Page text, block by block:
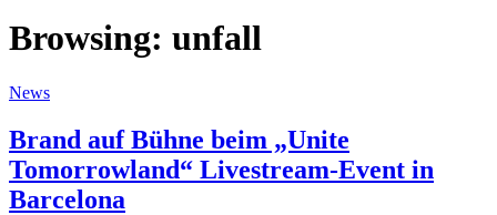
Browsing: unfall
News
Brand auf Bühne beim „Unite
Tomorrowland“ Livestream-Event in
Barcelona